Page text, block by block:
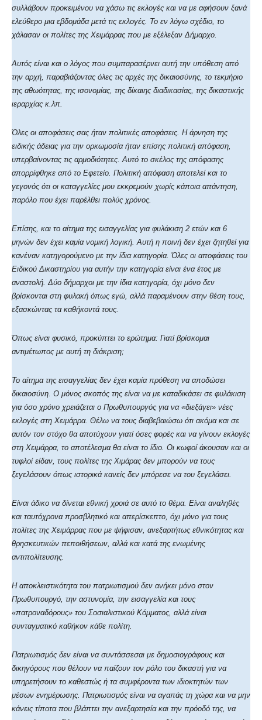
συλλάβουν προκειμένου να χάσω τις εκλογές και να με αφήσουν ξανά
ελεύθερο μια εβδομάδα μετά τις εκλογές. Το εν λόγω σχέδιο, το
χάλασαν οι πολίτες της Χειμάρρας που με εξέλεξαν Δήμαρχο.
Αυτός είναι και ο λόγος που συμπαρασέρνει αυτή την υπόθεση από
την αρχή, παραβιάζοντας όλες τις αρχές της δικαιοσύνης, το τεκμήριο
της αθωότητας, της ισονομίας, της δίκαιης διαδικασίας, της δικαστικής
ιεραρχίας κ.λπ.
Όλες οι αποφάσεις σας ήταν πολιτικές αποφάσεις. Η άρνηση της
ειδικής άδειας για την ορκωμοσία ήταν επίσης πολιτική απόφαση,
υπερβαίνοντας τις αρμοδιότητες. Αυτό το σκέλος της απόφασης
απορρίφθηκε από το Εφετείο. Πολιτική απόφαση αποτελεί και το
γεγονός ότι οι καταγγελίες μου εκκρεμούν χωρίς κάποια απάντηση,
παρόλο που έχει παρέλθει πολύς χρόνος.
Επίσης, και το αίτημα της εισαγγελίας για φυλάκιση 2 ετών και 6
μηνών δεν έχει καμία νομική λογική. Αυτή η ποινή δεν έχει ζητηθεί για
κανέναν κατηγορούμενο με την ίδια κατηγορία. Όλες οι αποφάσεις του
Ειδικού Δικαστηρίου για αυτήν την κατηγορία είναι ένα έτος με
αναστολή. Δύο δήμαρχοι με την ίδια κατηγορία, όχι μόνο δεν
βρίσκονται στη φυλακή όπως εγώ, αλλά παραμένουν στην θέση τους,
εξασκώντας τα καθήκοντά τους.
Όπως είναι φυσικό, προκύπτει το ερώτημα: Γιατί βρίσκομαι
αντιμέτωπος με αυτή τη διάκριση;
Το αίτημα της εισαγγελίας δεν έχει καμία πρόθεση να αποδώσει
δικαιοσύνη. Ο μόνος σκοπός της είναι να με καταδικάσει σε φυλάκιση
για όσο χρόνο χρειάζεται ο Πρωθυπουργός για να «διεξάγει» νέες
εκλογές στη Χειμάρρα. Θέλω να τους διαβεβαιώσω ότι ακόμα και σε
αυτόν τον στόχο θα αποτύχουν γιατί όσες φορές και να γίνουν εκλογές
στη Χειμάρρα, το αποτέλεσμα θα είναι το ίδιο. Οι κωφοί άκουσαν και οι
τυφλοί είδαν, τους πολίτες της Χιμάρας δεν μπορούν να τους
ξεγελάσουν όπως ιστορικά κανείς δεν μπόρεσε να του ξεγελάσει.
Είναι άδικο να δίνεται εθνική χροιά σε αυτό το θέμα. Είναι αναληθές
και ταυτόχρονα προσβλητικό και απερίσκεπτο, όχι μόνο για τους
πολίτες της Χειμάρρας που με ψήφισαν, ανεξαρτήτως εθνικότητας και
θρησκευτικών πεποιθήσεων, αλλά και κατά της ενωμένης
αντιπολίτευσης.
Η αποκλειστικότητα του πατριωτισμού δεν ανήκει μόνο στον
Πρωθυπουργό, την αστυνομία, την εισαγγελία και τους
«πατροναδόρους» του Σοσιαλιστικού Κόμματος, αλλά είναι
συνταγματικό καθήκον κάθε πολίτη.
Πατριωτισμός δεν είναι να συντάσσεσαι με δημοσιογράφους και
δικηγόρους που θέλουν να παίζουν τον ρόλο του δικαστή για να
υπηρετήσουν το καθεστώς ή τα συμφέροντα των ιδιοκτητών των
μέσων ενημέρωσης. Πατριωτισμός είναι να αγαπάς τη χώρα και να μην
κάνεις τίποτα που βλάπτει την ανεξαρτησία και την πρόοδό της, να